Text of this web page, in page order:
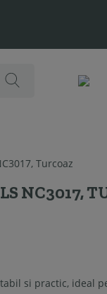
Turcoaz
NC3017,
si practic, ideal